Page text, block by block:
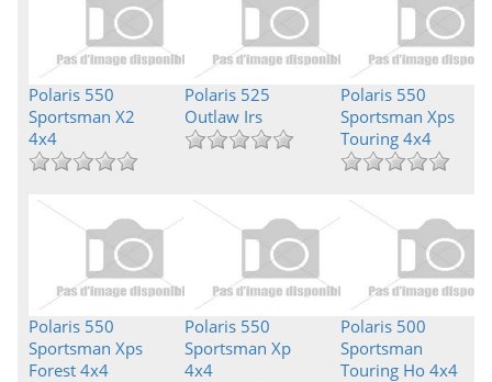
Polaris 550
Sportsman X2
4x4
Polaris 525
Outlaw Irs
Polaris 550
Sportsman Xps
Touring 4x4
Polaris 550
Sportsman Xps
Forest 4x4
Polaris 550
Sportsman Xp
4x4
Polaris 500
Sportsman
Touring Ho 4x4